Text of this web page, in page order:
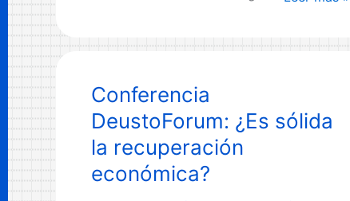
que un grupo de investigadores,
coordinado por el Centro de Ética
está abordando en
Los
extorsión
Conferencia
DeustoForum: ¿Es sólida
la recuperación
económica?